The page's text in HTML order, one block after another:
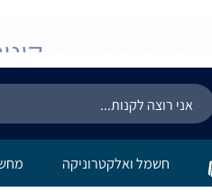
חשמל ואלקטרוניקה